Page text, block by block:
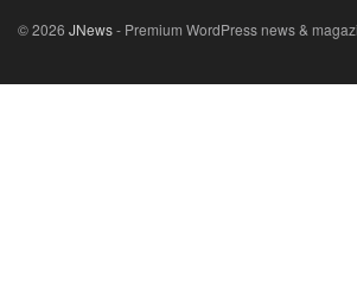
© 2026 JNews- Premium WordPress news &